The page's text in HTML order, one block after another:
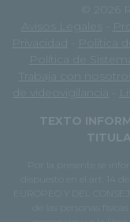
© 2026
Avisos Legales
Privacidad
Política
Política de
Trabaja con nosotros
de videovigilancia
TEXTO
Por la presente se
dispuesto en el art. 14
EUROPEO Y DEL
de las personas